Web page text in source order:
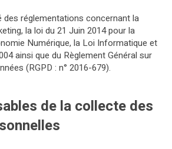
réglementations concernant la
la loi du 21 Juin 2014 pour la
Numérique, la Loi Informatique et
ainsi que du Règlement Général sur
(RGPD : n° 2016-679).
de la collecte des